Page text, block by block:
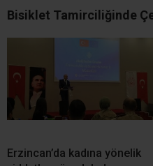
Bisiklet Tamirciliğinde
Erzincan’da kadına yönelik